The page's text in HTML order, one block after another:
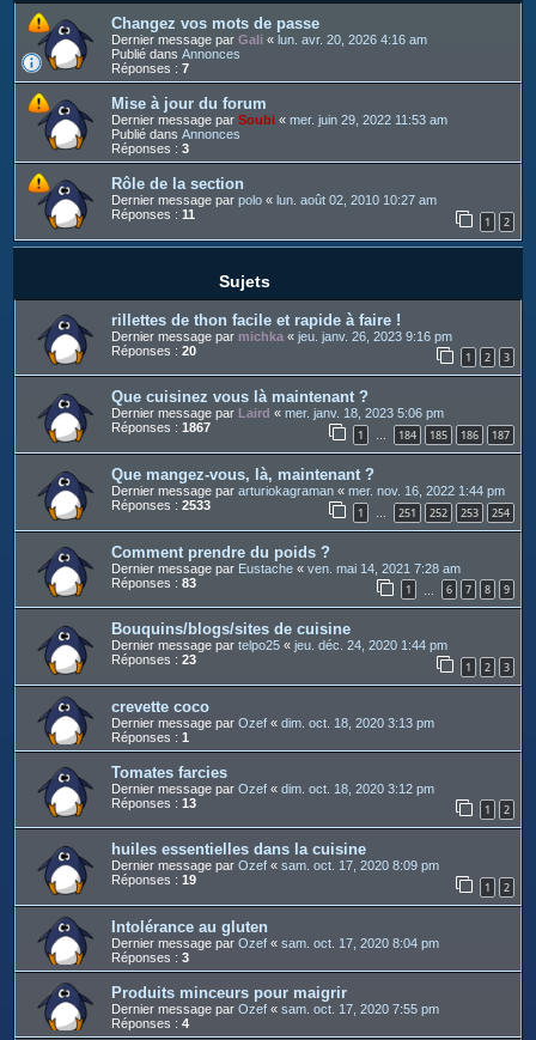
Changez vos mots de passe
Dernier message par Gali « lun. avr. 20, 2026 4:16 am
Publié dans Annonces
Réponses : 7
Mise à jour du forum
Dernier message par Soubi « mer. juin 29, 2022 11:53 am
Publié dans Annonces
Réponses : 3
Rôle de la section
Dernier message par polo « lun. août 02, 2010 10:27 am
Réponses : 11 1 2
Sujets
rillettes de thon facile et rapide à faire !
Dernier message par michka « jeu. janv. 26, 2023 9:16 pm
Réponses : 20 1 2 3
Que cuisinez vous là maintenant ?
Dernier message par Laird « mer. janv. 18, 2023 5:06 pm
Réponses : 1867 1 … 184 185 186 187
Que mangez-vous, là, maintenant ?
Dernier message par arturiokagraman « mer. nov. 16, 2022 1:44 pm
Réponses : 2533 1 251 252 253 254
Comment prendre du poids ?
Dernier message par Eustache « ven. mai 14, 2021 7:28 am
Réponses : 83 1 6 7 8 9
Bouquins/blogs/sites de cuisine
Dernier message par telpo25 « jeu. déc. 24, 2020 1:44 pm
Réponses : 23 1 2 3
crevette coco
Dernier message par Ozef « dim. oct. 18, 2020 3:13 pm
Réponses : 1
Tomates farcies
Dernier message par Ozef « dim. oct. 18, 2020 3:12 pm
Réponses : 13 1 2
huiles essentielles dans la cuisine
Dernier message par Ozef « sam. oct. 17, 2020 8:09 pm
Réponses : 19 1 2
Intolérance au gluten
Dernier message par Ozef « sam. oct. 17, 2020 8:04 pm
Réponses : 3
Produits minceurs pour maigrir
Dernier message par Ozef « sam. oct. 17, 2020 7:55 pm
Réponses : 4